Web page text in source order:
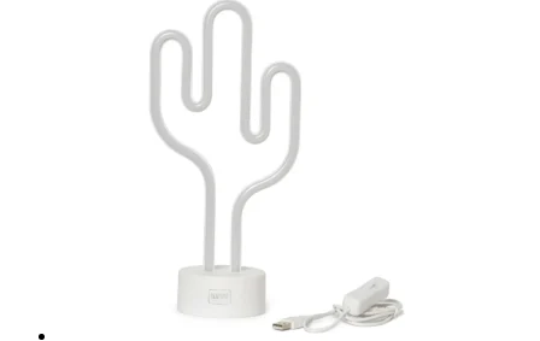
€5.95.είναι: